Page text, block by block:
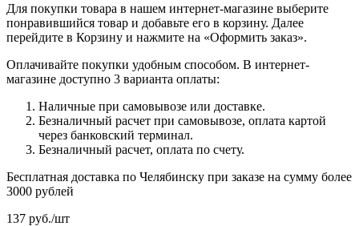
Для покупки товара в нашем интернет-магазине выберите
понравившийся товар и добавьте его в корзину. Далее
перейдите в Корзину и нажмите на «Оформить заказ».
Оплачивайте покупки удобным способом. В интернет-
магазине доступно 3 варианта оплаты:
Наличные при самовывозе или доставке.
Безналичный расчет при самовывозе, оплата картой
через банковский терминал.
Безналичный расчет, оплата по счету.
Бесплатная доставка по Челябинску при заказе на сумму более
3000 рублей
137 руб./шт